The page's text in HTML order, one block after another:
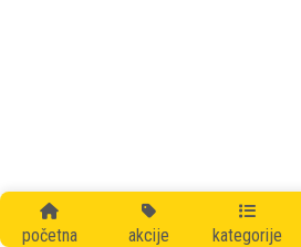
početna akcije kategorije